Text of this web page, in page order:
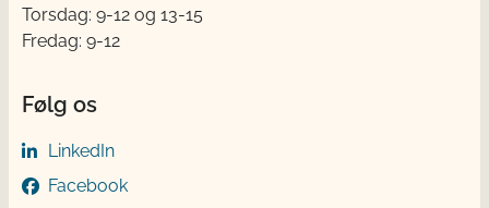
Torsdag: 9-12 og 13-15
Fredag: 9-12
Følg os
LinkedIn
Facebook